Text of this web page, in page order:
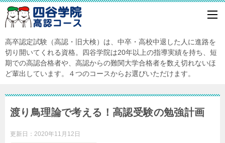
高卒認定試験（高認・旧大検）は、中卒・高校中退した人に進路を
切り開いてくれる資格。四谷学院は20年以上の指導実績を持ち、短
期での高認合格者や、高認からの難関大学合格者を数え切れないほ
ど輩出しています。４つのコースからお選びいただけます。
渡り鳥理論で考える！高認受験の勉強計画
更新日： 2020年11月12日